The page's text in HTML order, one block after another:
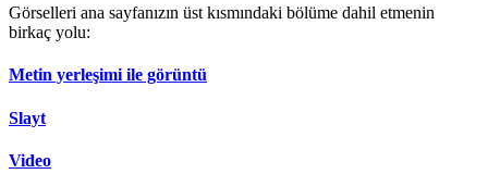
Görselleri ana sayfanızın üst kısmındaki bölüme dahil etmenin
birkaç yolu:
Metin yerleşimi ile görüntü
Slayt
Video